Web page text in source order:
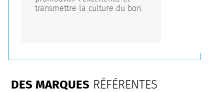
transmettre la culture du bon.
DES MARQUES RÉFÉRENTES